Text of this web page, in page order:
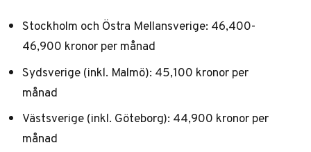
Stockholm och Östra Mellansverige: 46,400-
46,900 kronor per månad
Sydsverige (inkl. Malmö): 45,100 kronor per
månad
Västsverige (inkl. Göteborg): 44,900 kronor per
månad